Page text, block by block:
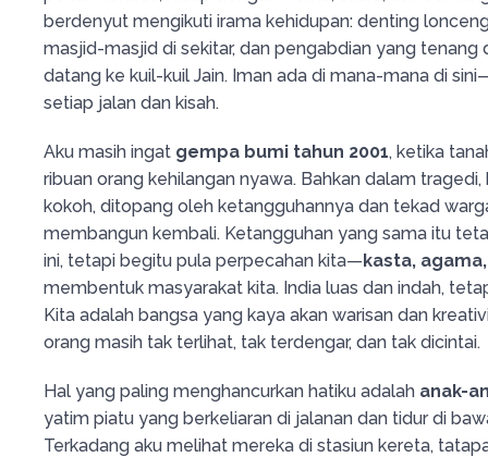
berdenyut mengikuti irama kehidupan: denting
masjid-masjid di sekitar, dan pengabdian yang tenang
datang ke kuil-kuil Jain. Iman ada di mana-mana di
setiap jalan dan kisah.
Aku masih ingat gempa bumi tahun 2001, ketika
ribuan orang kehilangan nyawa. Bahkan dalam
kokoh, ditopang oleh ketangguhannya dan tekad
membangun kembali. Ketangguhan yang sama itu
ini, tetapi begitu pula perpecahan kita—kasta,
membentuk masyarakat kita. India luas dan indah,
Kita adalah bangsa yang kaya akan warisan dan
orang masih tak terlihat, tak terdengar, dan tak dicintai.
Hal yang paling menghancurkan hatiku adalah anak-
yatim piatu yang berkeliaran di jalanan dan tidur di
Terkadang aku melihat mereka di stasiun kereta,